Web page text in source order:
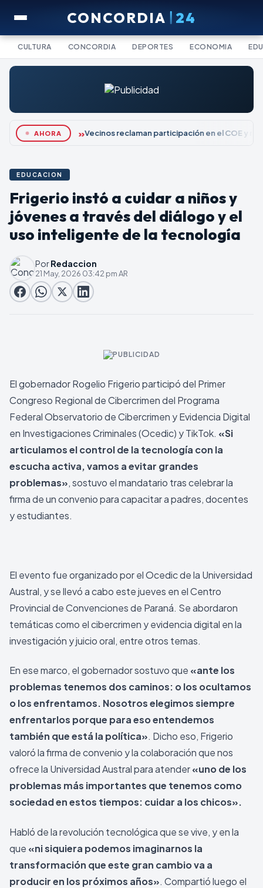
CONCORDIA 24
CULTURA CONCORDIA DEPORTES ECONOMIA
AHORA Vecinos reclaman participación en el COE y
EDUCACION
Frigerio instó a cuidar a niños y
jóvenes a través del diálogo y el
uso inteligente de la tecnología
PorRedaccion
21 May, 2026 03:42 pm AR
El gobernador Rogelio Frigerio participó del Primer
Congreso Regional de Cibercrimen del Programa
Federal Observatorio de Cibercrimen y Evidencia Digital
en Investigaciones Criminales (Ocedic) y TikTok. «Si
articulamos el control de la tecnología con la
escucha activa, vamos a evitar grandes
problemas», sostuvo el mandatario tras celebrar la
firma de un convenio para capacitar a padres, docentes
y estudiantes.
El evento fue organizado por el Ocedic de la Universidad
Austral, y se llevó a cabo este jueves en el Centro
Provincial de Convenciones de Paraná. Se abordaron
temáticas como el cibercrimen y evidencia digital en la
investigación y juicio oral, entre otros temas.
En ese marco, el gobernador sostuvo que «ante los
problemas tenemos dos caminos: o los ocultamos
o los enfrentamos. Nosotros elegimos siempre
enfrentarlos porque para eso entendemos
también que está la política». Dicho eso, Frigerio
valoró la firma de convenio y la colaboración que nos
ofrece la Universidad Austral para atender«uno de los
problemas más importantes que tenemos como
sociedad en estos tiempos: cuidar a los chicos».
Habló de la revolución tecnológica que se vive, y en la
que «ni siquiera podemos imaginarnos la
transformación que este gran cambio va a
producir en los próximos años». Compartió luego el